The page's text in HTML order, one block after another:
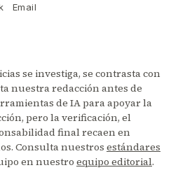
Email
se investiga, se contrasta con
nuestra redacción antes de
de IA para apoyar la
pero la verificación, el
final recaen en
Consulta nuestros estándares
en nuestro equipo editorial.